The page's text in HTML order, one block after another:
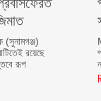
রয়েছে
রূপ